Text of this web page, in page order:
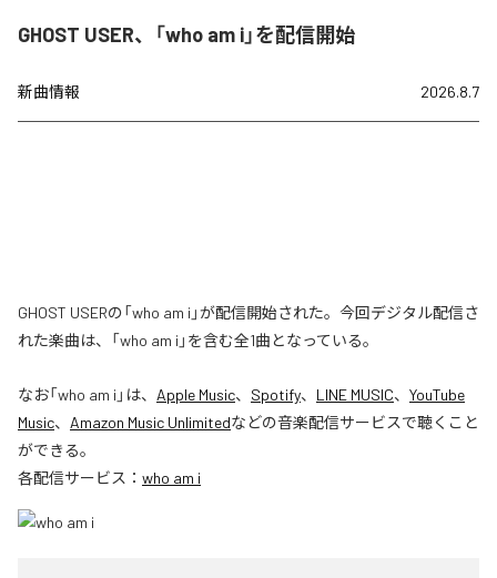
GHOST USER、「who am i」を配信開始
新曲情報 2026.8.7
GHOST USERの「who am i」が配信開始された。今回デジタル配信さ
れた楽曲は、「who am i」を含む全1曲となっている。
なお「who am i 」は、 Apple Music、 Spotify、 LINE MUSIC、 YouTube
Music、 Amazon Music Unlimitedなどの音楽配信サービスで聴くこと
ができる。
各配信サービス： who am i